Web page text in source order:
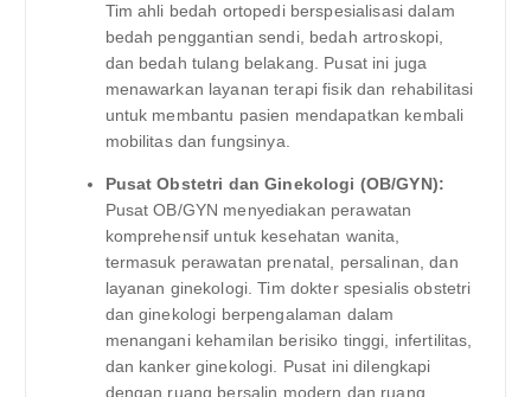
Tim ahli bedah ortopedi berspesialisasi dalam
bedah penggantian sendi, bedah artroskopi,
dan bedah tulang belakang. Pusat ini juga
menawarkan layanan terapi fisik dan rehabilitasi
untuk membantu pasien mendapatkan kembali
mobilitas dan fungsinya.
Pusat Obstetri dan Ginekologi (OB/GYN):
Pusat OB/GYN menyediakan perawatan
komprehensif untuk kesehatan wanita,
termasuk perawatan prenatal, persalinan, dan
layanan ginekologi. Tim dokter spesialis obstetri
dan ginekologi berpengalaman dalam
menangani kehamilan berisiko tinggi, infertilitas,
dan kanker ginekologi. Pusat ini dilengkapi
dengan ruang bersalin modern dan ruang